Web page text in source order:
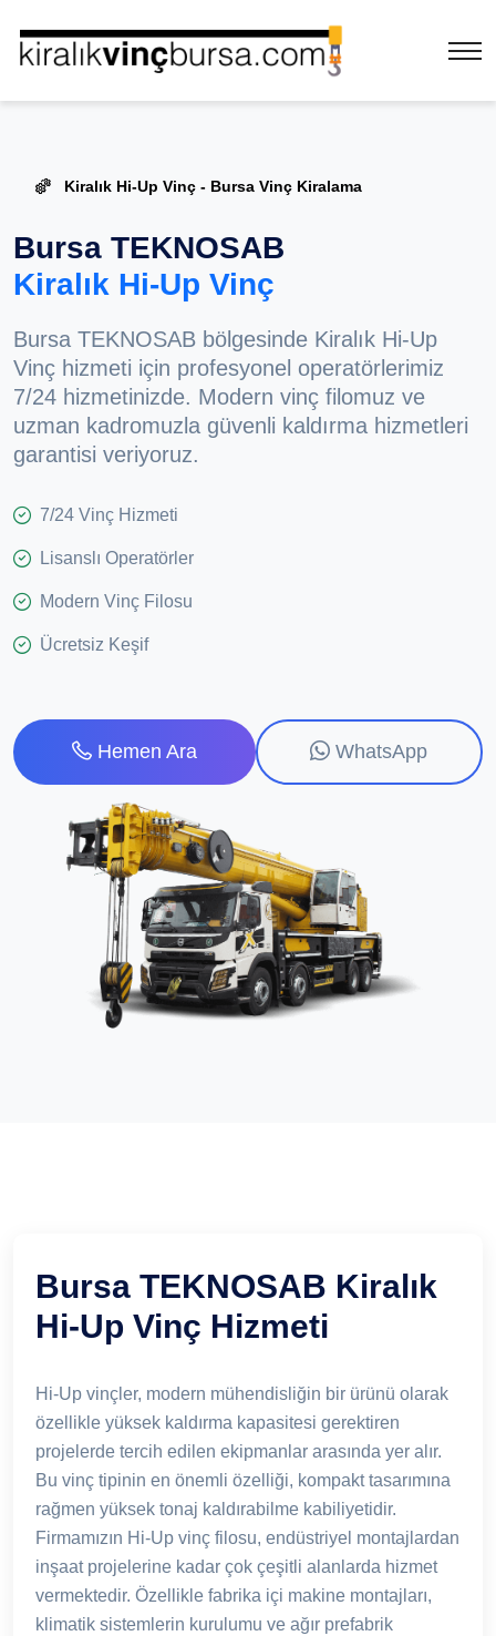
Kiralık Hi-Up Vinç - Bursa Vinç Kiralama
Bursa TEKNOSAB
Kiralık Hi-Up Vinç
Bursa TEKNOSAB bölgesinde Kiralık Hi-Up
Vinç hizmeti için profesyonel operatörlerimiz
7/24 hizmetinizde. Modern vinç filomuz ve
uzman kadromuzla güvenli kaldırma hizmetleri
garantisi veriyoruz.
7/24 Vinç Hizmeti
Lisanslı Operatörler
Modern Vinç Filosu
Ücretsiz Keşif
Hemen Ara WhatsApp
Bursa TEKNOSAB Kiralık
Hi-Up Vinç Hizmeti
Hi-Up vinçler, modern mühendisliğin bir ürünü olarak
özellikle yüksek kaldırma kapasitesi gerektiren
projelerde tercih edilen ekipmanlar arasında yer alır.
Bu vinç tipinin en önemli özelliği, kompakt tasarımına
rağmen yüksek tonaj kaldırabilme kabiliyetidir.
Firmamızın Hi-Up vinç filosu, endüstriyel montajlardan
inşaat projelerine kadar çok çeşitli alanlarda hizmet
vermektedir. Özellikle fabrika içi makine montajları,
klimatik sistemlerin kurulumu ve ağır prefabrik